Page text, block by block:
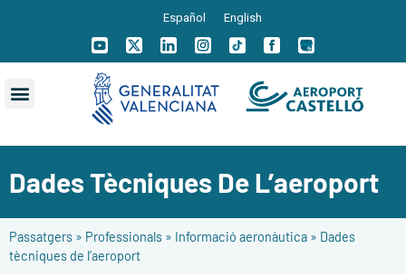
Español English
Dades Tècniques De L’aeroport
Passatgers » Professionals » Informació aeronàutica » Dades
tècniques de l’aeroport